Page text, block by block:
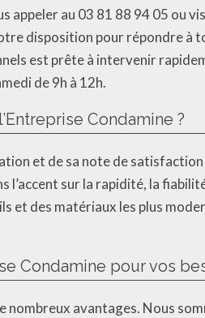
appeler au 03 81 88 94 05 ou
disposition pour répondre à
est prête à intervenir
de 9h à 12h.
Condamine ?
et de sa note de
l’accent sur la rapidité, la
et des matériaux les plus
Condamine pour vos
nombreux avantages. Nous